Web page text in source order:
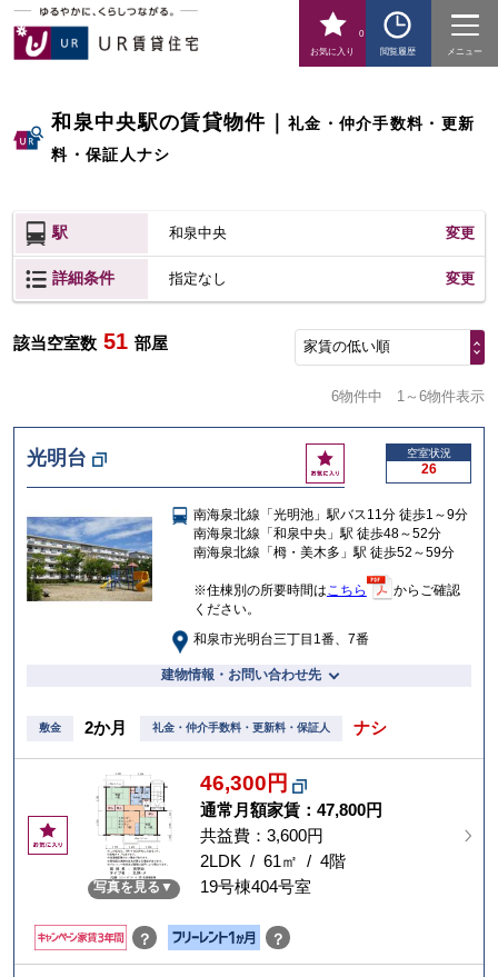
お気に入り
0
閲覧履歴
メニュー
和泉中央駅の賃貸物件
礼金・仲介手数料・更新
料・保証人ナシ
駅 和泉中央 変更
詳細条件 指定なし 変更
該当空室数 51 部屋 家賃の低い順
6物件中 1～6物件表示
光明台
お
気
入
り
空室状況
26
南海泉北線「光明池」駅バス11分 徒歩1～9分
南海泉北線「和泉中央」駅 徒歩48～52分
南海泉北線「栂・美木多」駅 徒歩52～59分
※住棟別の所要時間はこちら
からご確認
ください。
和泉市光明台三丁目1番、7番
建物情報・お問い合わせ先
敷金 2か月 礼金・仲介手数料・更新料・保証人 ナシ
お
気
写真を見る
46,300円
通常月額家賃：47,800円
共益費：3,600円
2LDK / 61㎡ / 4階
19号棟404号室
？ ？